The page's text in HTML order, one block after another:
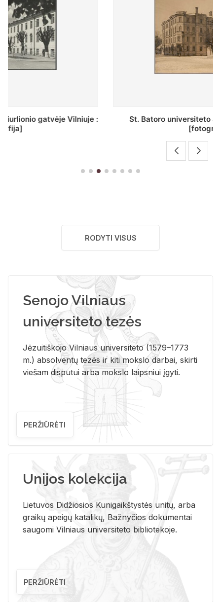
St. Batoro universiteto J. Pilsudskio kolegija :
RODYTI VISUS
Senojo Vilniaus
universiteto tezės
Jėzuitiškojo Vilniaus universiteto (1579–1773
m.) absolventų tezės ir kiti mokslo darbai, skirti
viešam disputui arba mokslo laipsniui įgyti.
PERŽIŪRĖTI
Unijos kolekcija
Lietuvos Didžiosios Kunigaikštystės unitų, arba
graikų apeigų katalikų, Bažnyčios dokumentai
saugomi Vilniaus universiteto bibliotekoje.
PERŽIŪRĖTI